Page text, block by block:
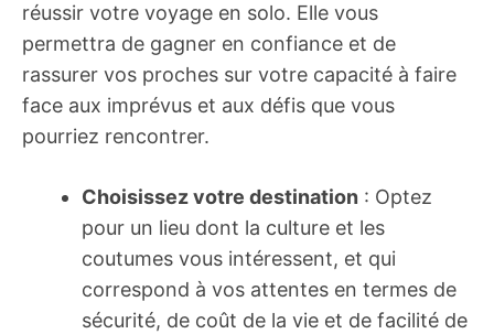
réussir votre voyage en solo. Elle vous
permettra de gagner en confiance et de
rassurer vos proches sur votre capacité à faire
face aux imprévus et aux défis que vous
pourriez rencontrer.
Choisissez votre destination : Optez
pour un lieu dont la culture et les
coutumes vous intéressent, et qui
correspond à vos attentes en termes de
sécurité, de coût de la vie et de facilité de